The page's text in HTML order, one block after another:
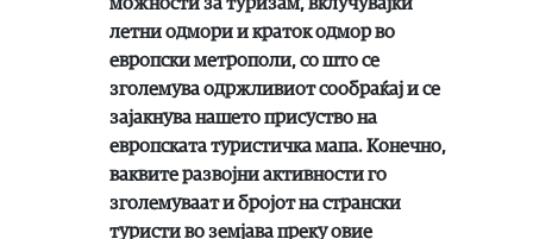
летни одмори и краток одмор во
европски метрополи, со што се
зголемува одржливиот сообраќај и се
зајакнува нашето присуство на
европската туристичка мапа. Конечно,
ваквите развојни активности го
зголемуваат и бројот на странски
туристи во земјава преку овие